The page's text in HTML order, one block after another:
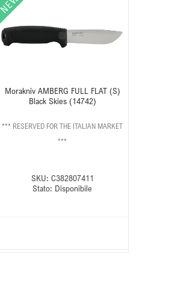
Morakniv AMBERG FULL FLAT (S)
Black Skies (14742)
*** RESERVED FOR THE ITALIAN MARKET
***
SKU: C382807411
Stato: Disponibile